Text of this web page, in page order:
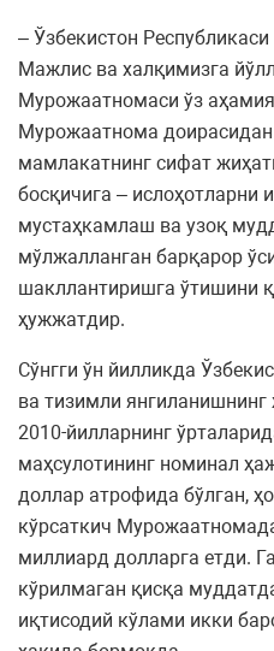
– Ўзбекистон
Мажлис ва халқимизга
Мурожаатномаси ўз
Мурожаатнома доирасидан
мамлакатнинг сифат
босқичига – ислоҳотларни
мустаҳкамлаш ва узоқ
мўлжалланган барқарор
шакллантиришга ўтишини
ҳужжатдир.
Сўнгги ўн йилликда
ва тизимли
2010-йилларнинг
маҳсулотининг номинал
доллар атрофида бўлган,
кўрсаткич
миллиард долларга етди.
кўрилмаган қисқа
иқтисодий кўлами икки